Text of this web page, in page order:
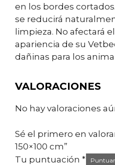
en los bordes
se reducirá
limpieza. No afectará
apariencia de su
dañinas para los
VALORACIONES
No hay valoraciones
Sé el primero en
150×100 cm”
Tu puntuación *